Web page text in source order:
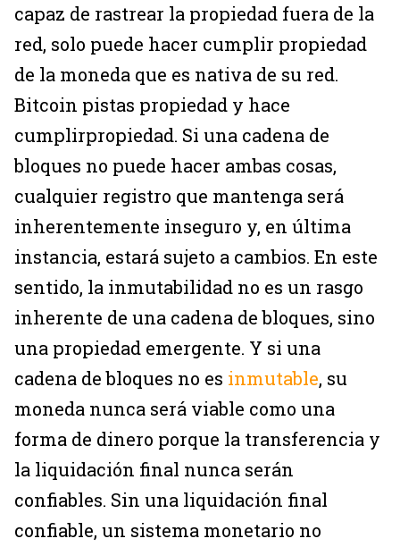
capaz de rastrear la propiedad fuera de la
red, solo puede hacer cumplir propiedad
de la moneda que es nativa de su red.
Bitcoin pistas propiedad y hace
cumplirpropiedad. Si una cadena de
bloques no puede hacer ambas cosas,
cualquier registro que mantenga será
inherentemente inseguro y, en última
instancia, estará sujeto a cambios. En este
sentido, la inmutabilidad no es un rasgo
inherente de una cadena de bloques, sino
una propiedad emergente. Y si una
cadena de bloques no es inmutable, su
moneda nunca será viable como una
forma de dinero porque la transferencia y
la liquidación final nunca serán
confiables. Sin una liquidación final
confiable, un sistema monetario no